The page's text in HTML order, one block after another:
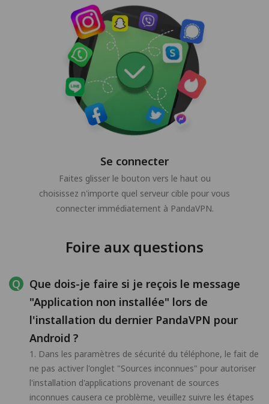
Se connecter
Faites glisser le bouton vers le haut ou
choisissez n'importe quel serveur cible pour vous
connecter immédiatement à PandaVPN.
Foire aux questions
Que dois-je faire si je reçois le message
"Application non installée" lors de
l'installation du dernier PandaVPN pour
Android ?
1. Dans les paramètres de sécurité du téléphone, le fait de
ne pas activer l'onglet "Sources inconnues" pour autoriser
l'installation d'applications provenant de sources
inconnues causera ce problème, veuillez suivre les étapes